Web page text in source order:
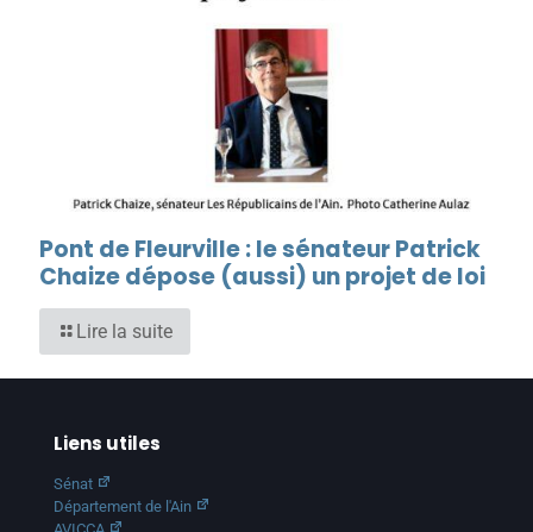
Pont de Fleurville : le sénateur Patrick
Chaize dépose (aussi) un projet de loi
Lire la suite
Liens utiles
Sénat
Département de l'Ain